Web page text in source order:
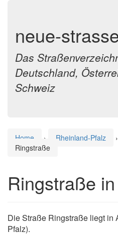
neue-
Das
Deutschland,
Schweiz
Home › Rheinland-Pfalz ›
Ringstraße
Ringstraße
Die Straße Ringstraße liegt in
Pfalz).